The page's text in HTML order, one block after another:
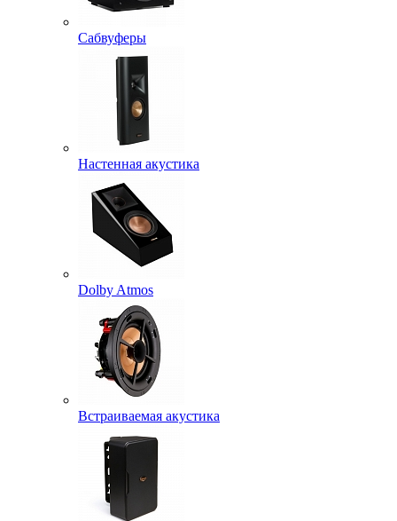
Сабвуферы
Настенная акустика
Dolby Atmos
Встраиваемая акустика